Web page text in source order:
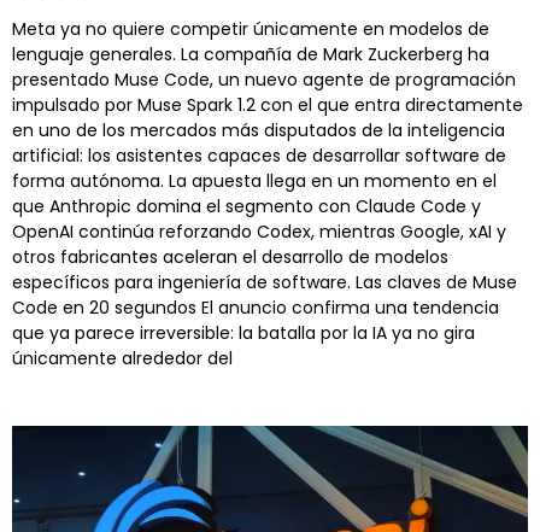
Meta ya no quiere competir únicamente en modelos de
lenguaje generales. La compañía de Mark Zuckerberg ha
presentado Muse Code, un nuevo agente de programación
impulsado por Muse Spark 1.2 con el que entra directamente
en uno de los mercados más disputados de la inteligencia
artificial: los asistentes capaces de desarrollar software de
forma autónoma. La apuesta llega en un momento en el
que Anthropic domina el segmento con Claude Code y
OpenAI continúa reforzando Codex, mientras Google, xAI y
otros fabricantes aceleran el desarrollo de modelos
específicos para ingeniería de software. Las claves de Muse
Code en 20 segundos El anuncio confirma una tendencia
que ya parece irreversible: la batalla por la IA ya no gira
únicamente alrededor del